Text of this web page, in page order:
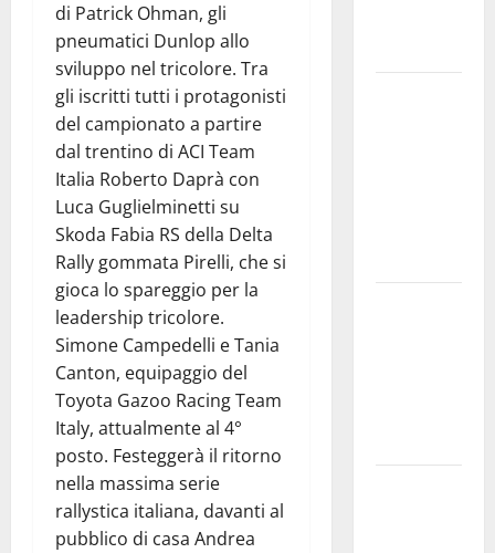
di Patrick Ohman, gli
pneumatici Dunlop allo
sviluppo nel tricolore. Tra
gli iscritti tutti i protagonisti
del campionato a partire
dal trentino di ACI Team
Italia Roberto Daprà con
Luca Guglielminetti su
Skoda Fabia RS della Delta
Rally gommata Pirelli, che si
gioca lo spareggio per la
leadership tricolore.
Simone Campedelli e Tania
Canton, equipaggio del
Toyota Gazoo Racing Team
Italy, attualmente al 4°
posto. Festeggerà il ritorno
nella massima serie
rallystica italiana, davanti al
pubblico di casa Andrea